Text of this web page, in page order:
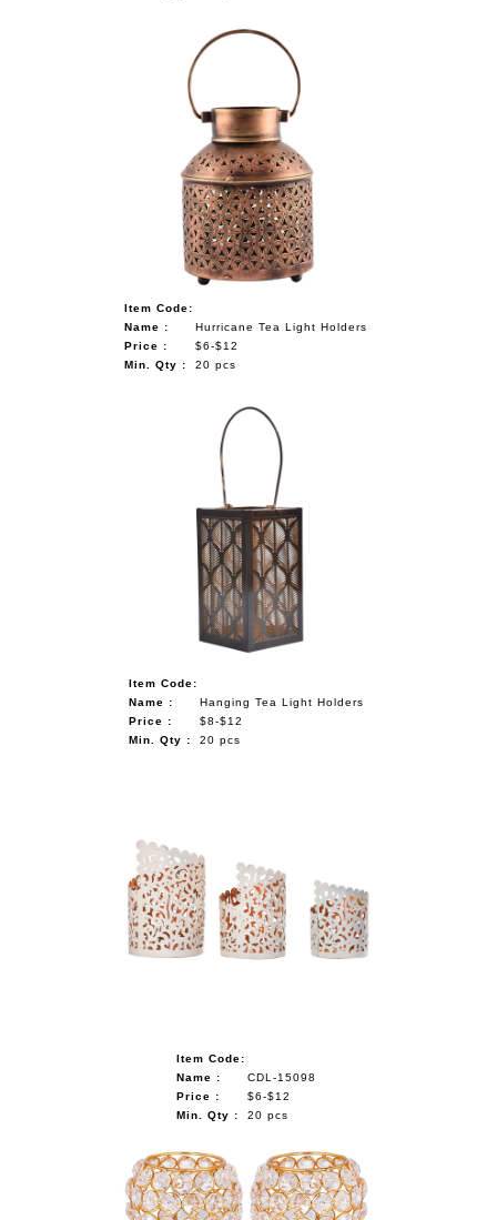
Item Code:
Name :
Hurricane Tea Light Holders
Price :
$6-$12
Min. Qty :
20 pcs
Item Code:
Name :
Hanging Tea Light Holders
Price :
$8-$12
Min. Qty :
20 pcs
Item Code:
Name :
CDL-15098
Price :
$6-$12
Min. Qty :
20 pcs